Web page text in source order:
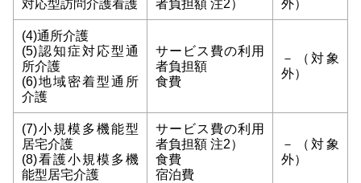
対応型訪問介護看護
者負担額 注2）
外）
(4)通所介護
(5)認知症対応型通
所介護
(6)地域密着型通所
介護
サービス費の利用
者負担額
食費
－（対象
外）
(7)小規模多機能型
居宅介護
(8)看護小規模多機
能型居宅介護
サービス費の利用
者負担額 注2）
食費
宿泊費
－（対象
外）